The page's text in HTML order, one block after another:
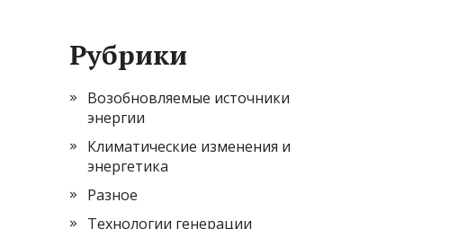
Рубрики
Возобновляемые источники
энергии
Климатические изменения и
энергетика
Разное
Технологии генерации